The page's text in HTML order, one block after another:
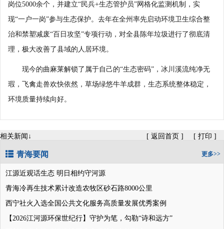
岗位5000余个，并建立“民兵+生态管护员”网格化监测机制，实
现“一户一岗”参与生态保护。去年在全州率先启动环境卫生综合整
治和禁塑减废“百日攻坚”专项行动，对全县陈年垃圾进行了彻底清
理，极大改善了县域的人居环境。
现今的曲麻莱解锁了属于自己的“生态密码”，冰川溪流纯净无
瑕，飞禽走兽欢快依然，草场绿悠牛羊成群，生态系统整体稳定，
环境质量持续向好。
相关新闻↓ [ 返回首页 ] [ 打印 ]
青海要闻 更多>>
江源近观话生态 明日相约守河源
青海冷再生技术累计改造农牧区砂石路8000公里
西宁社火入选全国公共文化服务高质量发展优秀案例
【2026江河源环保世纪行】守护为笔，勾勒“诗和远方”